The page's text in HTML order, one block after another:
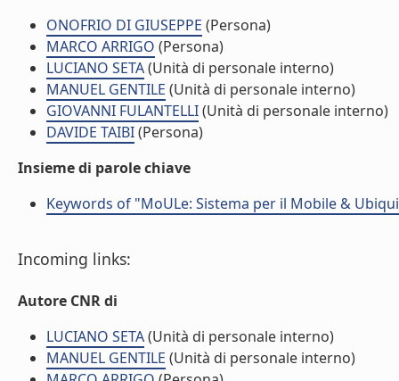
ONOFRIO DI GIUSEPPE (Persona)
MARCO ARRIGO (Persona)
LUCIANO SETA(Unità di personale interno)
MANUEL GENTILE (Unità di personale interno)
GIOVANNI FULANTELLI(Unità di personale interno)
DAVIDE TAIBI(Persona)
Insieme di parole chiave
Keywords of "MoULe: Sistema per il Mobile &
Incoming links:
Autore CNR di
LUCIANO SETA(Unità di personale interno)
MANUEL GENTILE (Unità di personale interno)